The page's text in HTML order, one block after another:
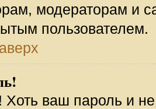
модераторам и
пользователем.
Хоть ваш пароль и